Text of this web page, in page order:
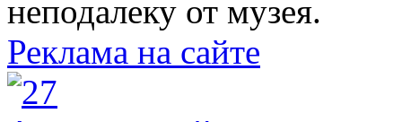
неподалеку от музея.
Реклама на сайте